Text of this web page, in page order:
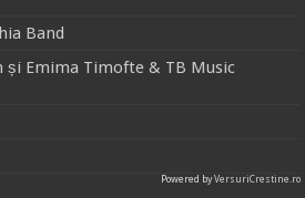
Band
și Emima Timofte & TB Music
Powered byVersuriCrestine.ro